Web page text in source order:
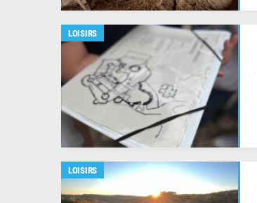
LOISIRS
LOISIRS